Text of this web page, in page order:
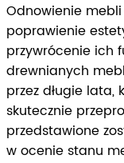
Odnowienie
poprawienie
przywrócenie ich
drewnianych
przez długie lata,
skutecznie
przedstawione
w ocenie stanu